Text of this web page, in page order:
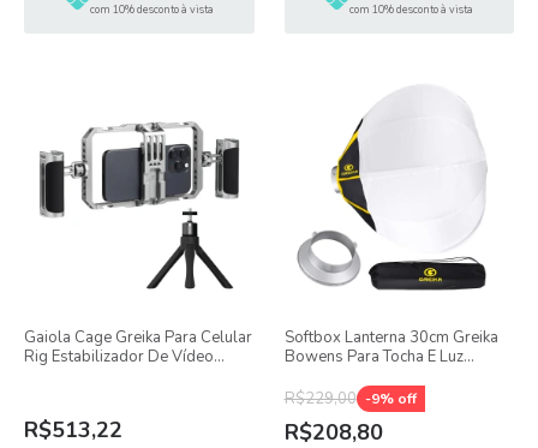
com 10% desconto à vista com 10% desconto à vista
Gaiola Cage Greika Para Celular
Rig Estabilizador De Vídeo
R$513,22
Softbox Lanterna 30cm Greika
Bowens Para Tocha E Luz
R$229,00 -9% off
R$208,80